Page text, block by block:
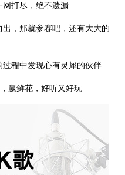
打尽，绝不遗漏
，那就参赛吧，还有大大的
程中发现心有灵犀的伙伴
赢鲜花，好听又好玩